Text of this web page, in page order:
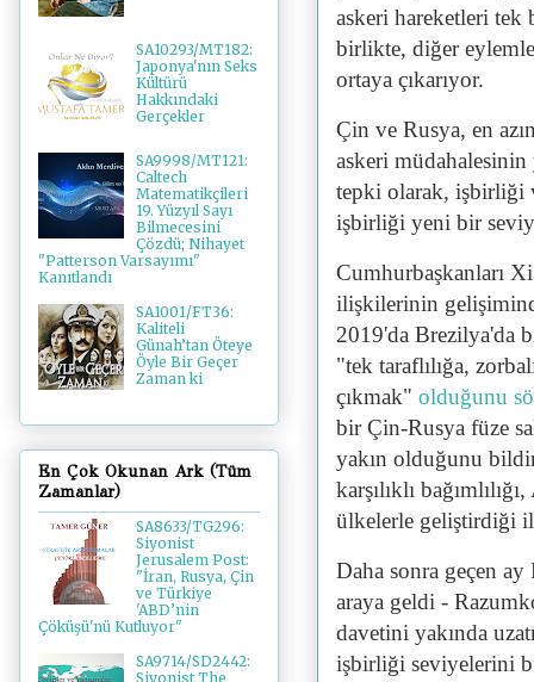
askeri hareketleri tek
birlikte, diğer
ortaya çıkarıyor.
Çin ve Rusya, en
askeri
tepki olarak, işbirliği
işbirliği yeni bir
Cumhurbaşkanları
ilişkilerinin
2019'da Brezilya'da
"tek taraflılığa,
çıkmak" olduğunu
bir Çin-Rusya füze
yakın olduğunu
karşılıklı
ülkelerle geliştirdiği
Daha sonra geçen
araya geldi -
davetini yakında
işbirliği seviyelerini
SA10293/MT182:
Japonya'nın Seks
Kültürü
Hakkındaki
Gerçekler
SA9998/MT121:
Caltech
Matematikçileri
19. Yüzyıl Sayı
Bilmecesini
Çözdü; Nihayet
"Patterson Varsayımı"
Kanıtlandı
SA1001/FT36:
Kaliteli
Günah’tan Öteye
Öyle Bir Geçer
Zaman ki
En Çok Okunan Ark (Tüm
Zamanlar)
SA8633/TG296:
Siyonist
Jerusalem Post:
"İran, Rusya, Çin
ve Türkiye
'ABD’nin
Çöküşü'nü Kutluyor"
SA9714/SD2442:
Siyonist The